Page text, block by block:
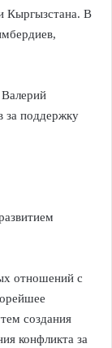
Кыргызстана. В
за поддержку
отношений с
создания
конфликта за